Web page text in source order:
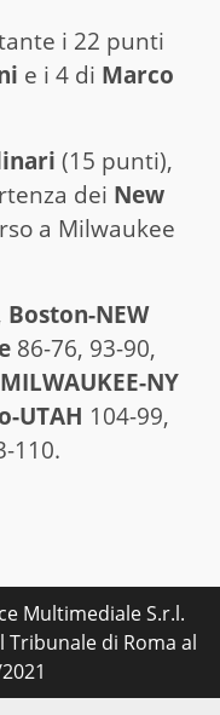
i 22 punti
e i 4 di Marco
(15 punti),
dei New
a Milwaukee
Boston-NEW
86-76, 93-90,
MILWAUKEE-NY
UTAH 104-99,
110.
Multimediale S.r.l.
di Roma al